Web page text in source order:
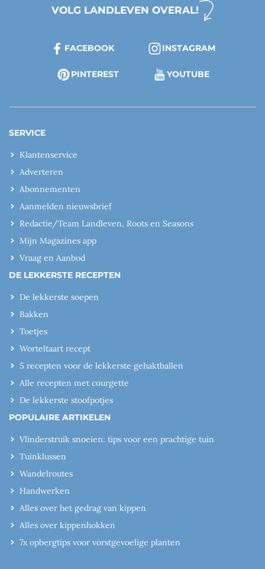
VOLG LANDLEVEN OVERAL!
FACEBOOK INSTAGRAM
PINTEREST YOUTUBE
SERVICE
Klantenservice
Adverteren
Abonnementen
Aanmelden nieuwsbrief
Redactie/Team Landleven, Roots en Seasons
Mijn Magazines app
Vraag en Aanbod
DE LEKKERSTE RECEPTEN
De lekkerste soepen
Bakken
Toetjes
Worteltaart recept
5 recepten voor de lekkerste gehaktballen
Alle recepten met courgette
De lekkerste stoofpotjes
POPULAIRE ARTIKELEN
Vlinderstruik snoeien: tips voor een prachtige tuin
Tuinklussen
Wandelroutes
Handwerken
Alles over het gedrag van kippen
Alles over kippenhokken
7x opbergtips voor vorstgevoelige planten